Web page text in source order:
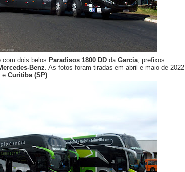
com dois belos Paradisos 1800 DD da Garcia, prefixos
Benz. As fotos foram tiradas em abril e maio de 2022
e Curitiba (SP).